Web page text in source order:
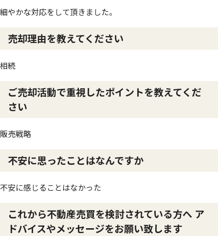
細やかな対応をして頂きました。
売却理由を教えてください
相続
ご売却活動で重視したポイントを教えてくだ
さい
販売戦略
不安に思ったことはなんですか
不安に感じることはなかった
これから不動産売買を検討されている方へ ア
ドバイスやメッセージをお願い致します